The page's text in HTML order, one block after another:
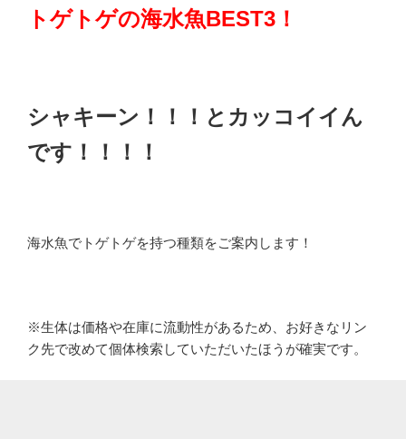
トゲトゲの海水魚BEST3！
シャキーン！！！とカッコイイん
です！！！！
海水魚でトゲトゲを持つ種類をご案内します！
※生体は価格や在庫に流動性があるため、お好きなリン
ク先で改めて個体検索していただいたほうが確実です。